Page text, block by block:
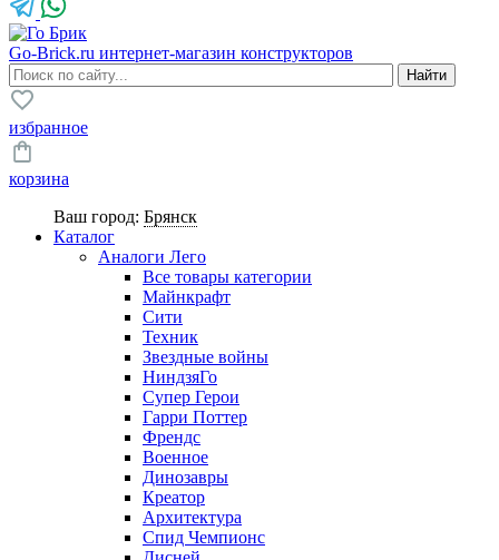
Go-Brick.ru интернет-магазин конструкторов
избранное
корзина
Ваш город: Брянск
Каталог
Аналоги Лего
Все товары категории
Майнкрафт
Сити
Техник
Звездные войны
НиндзяГо
Супер Герои
Гарри Поттер
Френдс
Военное
Динозавры
Креатор
Архитектура
Спид Чемпионс